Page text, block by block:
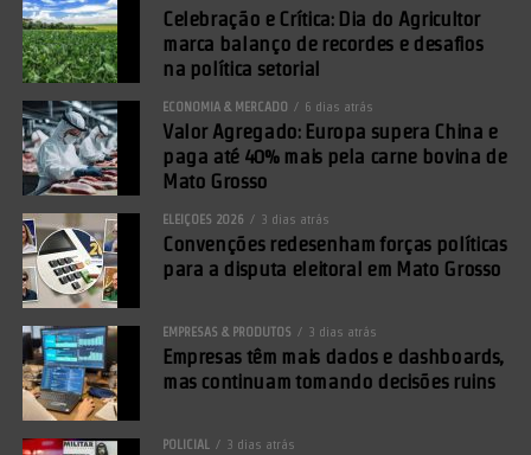
Celebração e Crítica: Dia do Agricultor
marca balanço de recordes e desafios
na política setorial
ECONOMIA & MERCADO 6 dias atrás
Valor Agregado: Europa supera China e
paga até 40% mais pela carne bovina de
Mato Grosso
ELEIÇÕES 2026 3 dias atrás
Convenções redesenham forças políticas
para a disputa eleitoral em Mato Grosso
EMPRESAS & PRODUTOS 3 dias atrás
Empresas têm mais dados e dashboards,
mas continuam tomando decisões ruins
POLICIAL 3 dias atrás